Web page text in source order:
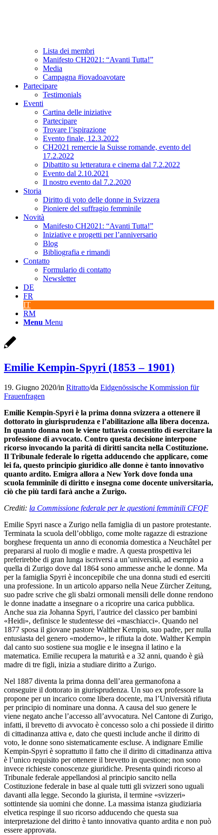
Lista dei membri
Manifesto CH2021: “Avanti Tutta!”
Media
Campagna #iovadoavotare
Partecipare
Testimonials
Eventi
Cartina delle iniziative
Partecipare
Trovare l’ispirazione
Evento finale, 12.3.2022
CH2021 remercie la Suisse romande, evento del
17.2.2022
Dibattito su letteratura e cinema dal 7.2.2022
Evento dal 2.10.2021
Il nostro evento dal 7.2.2020
Storia
Diritto di voto delle donne in Svizzera
Pioniere del suffragio femminile
Novità
Manifesto CH2021: “Avanti Tutta!”
Iniziative e progetti per l’anniversario
Blog
Bibliografia e rimandi
Contatto
Formulario di contatto
Newsletter
DE
FR
IT
RM
Menu Menu
Emilie Kempin-Spyri (1853 – 1901)
19. Giugno 2020/in Ritratto/da Eidgenössische Kommission für
Frauenfragen
Emilie Kempin-Spyri è la prima donna svizzera a ottenere il
dottorato in giurisprudenza e l’abilitazione alla libera docenza.
In quanto donna non le viene tuttavia consentito di esercitare la
professione di avvocato. Contro questa decisione interpone
ricorso invocando la parità di diritti sancita nella Costituzione.
Il Tribunale federale lo rigetta adducendo che applicare, come
lei fa, questo principio giuridico alle donne è tanto innovativo
quanto ardito. Emigra allora a New York dove fonda una
scuola femminile di diritto e insegna come docente universitaria,
ciò che più tardi farà anche a Zurigo.
Crediti: la Commissione federale per le questioni femminili CFQF
Emilie Spyri nasce a Zurigo nella famiglia di un pastore protestante.
Terminata la scuola dell’obbligo, come molte ragazze di estrazione
borghese frequenta un anno di economia domestica a Neuchâtel per
prepararsi al ruolo di moglie e madre. A questa prospettiva lei
preferirebbe di gran lunga iscriversi a un’università, ad esempio a
quella di Zurigo dove dal 1864 sono ammesse anche le donne. Ma
per la famiglia Spyri è inconcepibile che una donna studi ed eserciti
una professione. In un articolo apparso nella Neue Zürcher Zeitung,
suo padre scrive che gli sbalzi ormonali mensili delle donne rendono
le donne inadatte a insegnare o a ricoprire una carica pubblica.
Anche sua zia Johanna Spyri, l’autrice del classico per bambini
«Heidi», definisce le studentesse dei «maschiacci». Quando nel
1877 sposa il giovane pastore Walther Kempin, suo padre, per nulla
entusiasta del genero «moderno», le rifiuta la dote. Walther Kempin
dal canto suo sostiene sua moglie e le insegna il latino e la
matematica. Emilie recupera la maturità e a 32 anni, quando è già
madre di tre figli, inizia a studiare diritto a Zurigo.
Nel 1887 diventa la prima donna dell’area germanofona a
conseguire il dottorato in giurisprudenza. Un suo ex professore la
propone per un incarico come libera docente, ma l’Università rifiuta
per principio di nominare una donna. A causa del suo genere le
viene negato anche l’accesso all’avvocatura. Nel Cantone di Zurigo,
infatti, il brevetto di avvocato è concesso solo a chi possiede il diritto
di cittadinanza attiva e, dato che questi include anche il diritto di
voto, le donne sono sistematicamente escluse. A indignare Emilie
Kempin-Spyri è soprattutto il fatto che il diritto di cittadinanza attiva
è l’unico requisito per ottenere il brevetto in questione; non sono
invece richieste conoscenze giuridiche. Presenta quindi ricorso al
Tribunale federale appellandosi al principio sancito nella
Costituzione federale in base al quale tutti gli svizzeri sono uguali
davanti alla legge. Secondo la giurista, il termine «svizzeri»
sottintende sia uomini che donne. La massima istanza giudiziaria
elvetica respinge il suo ricorso adducendo che questa sua
interpretazione del diritto è tanto innovativa quanto ardita e non può
essere approvata.